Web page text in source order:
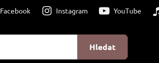
Facebook Instagram YouTube
Hledat